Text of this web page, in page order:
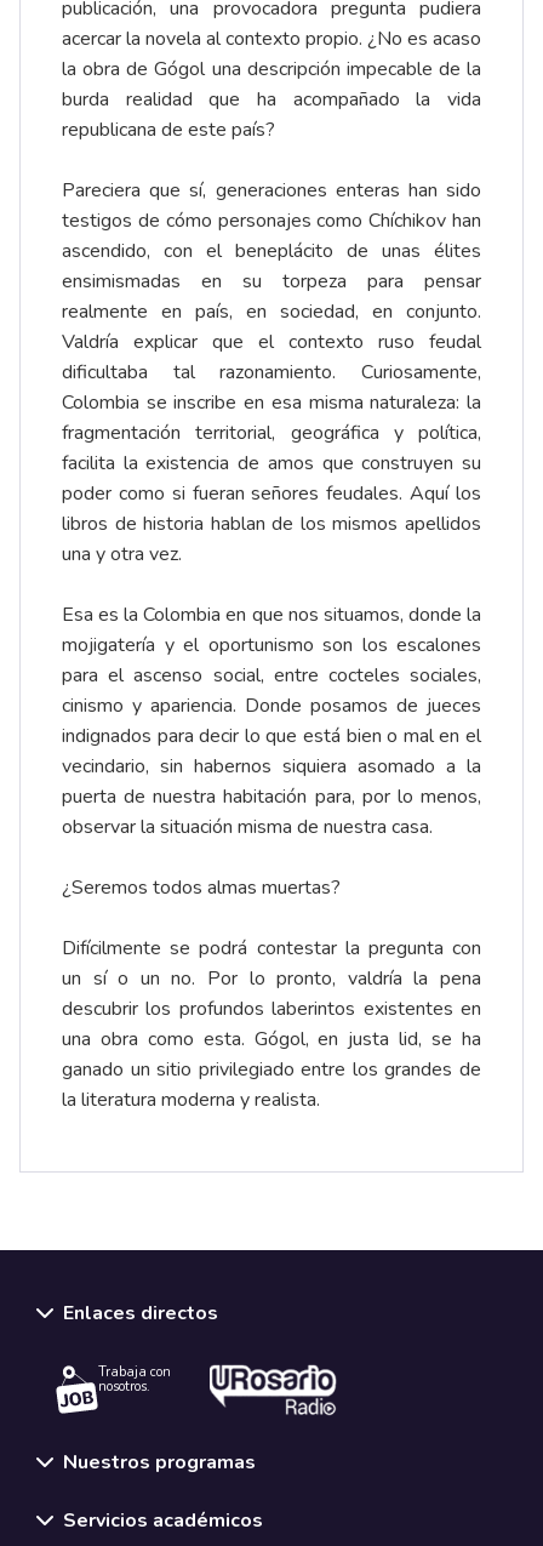
publicación, una provocadora pregunta pudiera
acercar la novela al contexto propio. ¿No es acaso
la obra de Gógol una descripción impecable de la
burda realidad que ha acompañado la vida
republicana de este país?
Pareciera que sí, generaciones enteras han sido
testigos de cómo personajes como Chíchikov han
ascendido, con el beneplácito de unas élites
ensimismadas en su torpeza para pensar
realmente en país, en sociedad, en conjunto.
Valdría explicar que el contexto ruso feudal
dificultaba tal razonamiento. Curiosamente,
Colombia se inscribe en esa misma naturaleza: la
fragmentación territorial, geográfica y política,
facilita la existencia de amos que construyen su
poder como si fueran señores feudales. Aquí los
libros de historia hablan de los mismos apellidos
una y otra vez.
Esa es la Colombia en que nos situamos, donde la
mojigatería y el oportunismo son los escalones
para el ascenso social, entre cocteles sociales,
cinismo y apariencia. Donde posamos de jueces
indignados para decir lo que está bien o mal en el
vecindario, sin habernos siquiera asomado a la
puerta de nuestra habitación para, por lo menos,
observar la situación misma de nuestra casa.
¿Seremos todos almas muertas?
Difícilmente se podrá contestar la pregunta con
un sí o un no. Por lo pronto, valdría la pena
descubrir los profundos laberintos existentes en
una obra como esta. Gógol, en justa lid, se ha
ganado un sitio privilegiado entre los grandes de
la literatura moderna y realista.
Enlaces directos
Trabaja con
nosotros.
Nuestros programas
Servicios académicos